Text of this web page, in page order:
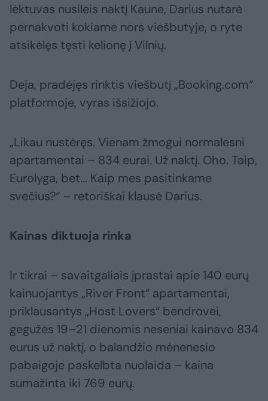
lėktuvas nusileis naktį Kaune, Darius nutarė
pernakvoti kokiame nors viešbutyje, o ryte
atsikėlęs tęsti kelionę į Vilnių.
Deja, pradėjęs rinktis viešbutį „Booking.com“
platformoje, vyras išsižiojo.
„Likau nustėręs. Vienam žmogui normalesni
apartamentai – 834 eurai. Už naktį. Oho. Taip,
Eurolyga, bet... Kaip mes pasitinkame
svečius?“ – retoriškai klausė Darius.
Kainas diktuoja rinka
Ir tikrai – savaitgaliais įprastai apie 140 eurų
kainuojantys „River Front“ apartamentai,
priklausantys „Host Lovers“ bendrovei,
gegužės 19–21 dienomis neseniai kainavo 834
eurus už naktį, o balandžio mėnenesio
pabaigoje paskelbta nuolaida – kaina
sumažinta iki 769 eurų.